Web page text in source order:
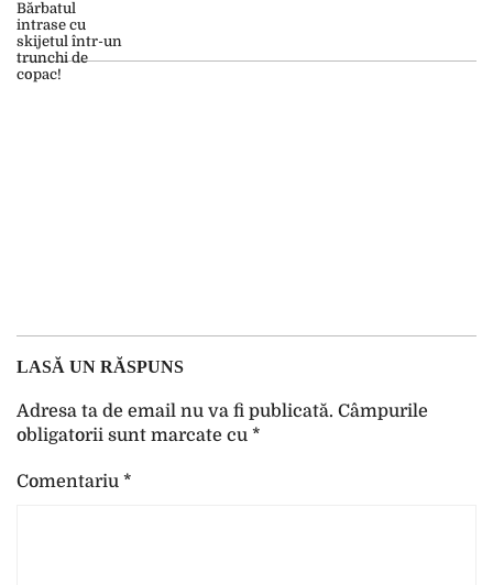
LASĂ UN RĂSPUNS
Adresa ta de email nu va fi publicată. Câmpurile
obligatorii sunt marcate cu *
Comentariu *